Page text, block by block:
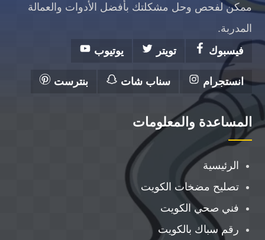
ممكن لفحص وحل مشكلتك بأفضل الأدوات والعمالة
المدربة.
فيسبوك
تويتر يوتيوب
انستجرام سناب شات بنترست
المساعدة والمعلومات
الرئيسية
تصليح مضخات الكويت
فني صحي الكويت
رقم سباك بالكويت